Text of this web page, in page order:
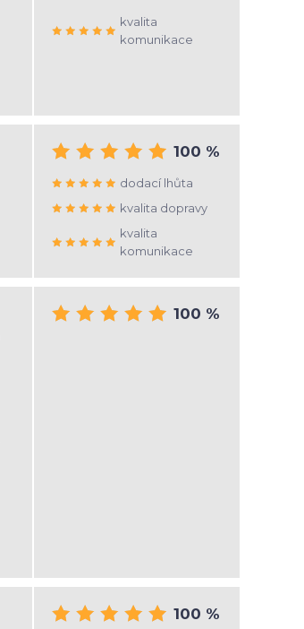
kvalita
komunikace
100 %
dodací lhůta
kvalita dopravy
kvalita
komunikace
100 %
100 %